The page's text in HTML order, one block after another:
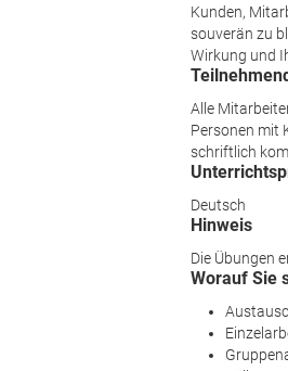
Kunden,
souverän zu
Wirkung und
Alle
Personen mit
schriftlich
Deutsch
Hinweis
Die Übungen
Worauf Sie